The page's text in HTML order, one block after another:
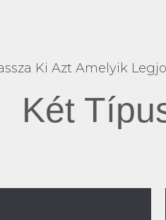
Ki Azt Amelyik
Két